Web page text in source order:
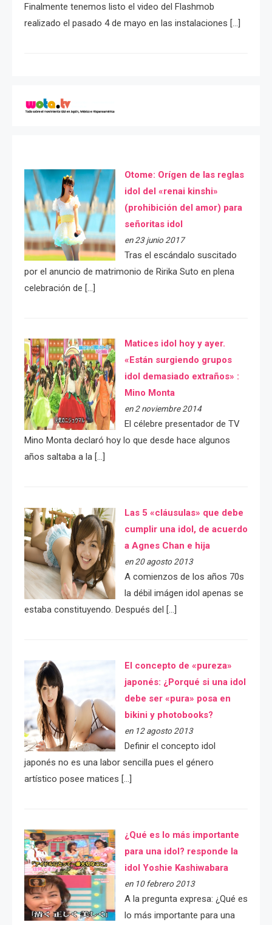
Finalmente tenemos listo el video del Flashmob
realizado el pasado 4 de mayo en las instalaciones […]
Otome: Orígen de las reglas
idol del «renai kinshi»
(prohibición del amor) para
señoritas idol
en 23 junio 2017
Tras el escándalo suscitado
por el anuncio de matrimonio de Ririka Suto en plena
celebración de […]
Matices idol hoy y ayer.
«Están surgiendo grupos
idol demasiado extraños» :
Mino Monta
en 2 noviembre 2014
El célebre presentador de TV
Mino Monta declaró hoy lo que desde hace algunos
años saltaba a la […]
Las 5 «cláusulas» que debe
cumplir una idol, de acuerdo
a Agnes Chan e hija
en 20 agosto 2013
A comienzos de los años 70s
la débil imágen idol apenas se
estaba constituyendo. Después del […]
El concepto de «pureza»
japonés: ¿Porqué si una idol
debe ser «pura» posa en
bikini y photobooks?
en 12 agosto 2013
Definir el concepto idol
japonés no es una labor sencilla pues el género
artístico posee matices […]
¿Qué es lo más importante
para una idol? responde la
idol Yoshie Kashiwabara
en 10 febrero 2013
A la pregunta expresa: ¿Qué es
lo más importante para una